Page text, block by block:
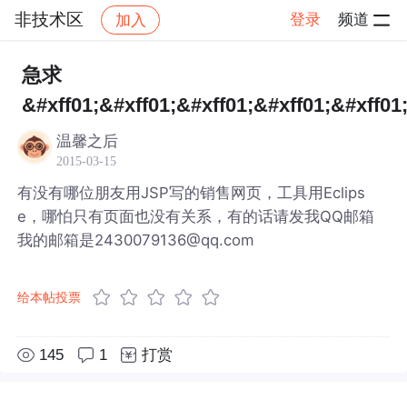
非技术区 加入 登录 频道
社区
急求
温馨之后
2015-03-15
有没有哪位朋友用JSP写的销售网页，工具用Eclips
e，哪怕只有页面也没有关系，有的话请发我QQ邮箱
我的邮箱是2430079136@qq.com
给本帖投票
145 1 打赏